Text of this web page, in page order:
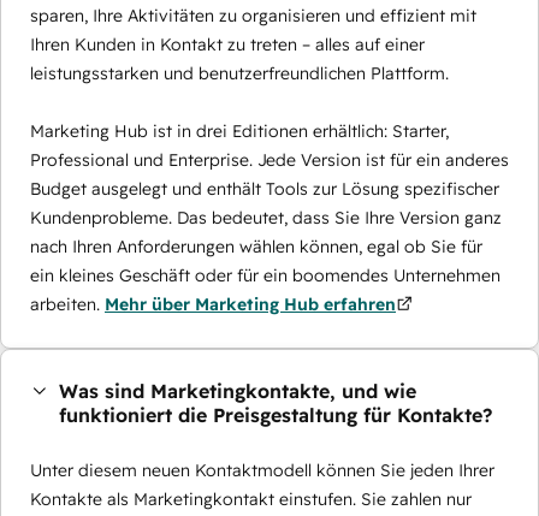
sparen, Ihre Aktivitäten zu organisieren und effizient mit
Ihren Kunden in Kontakt zu treten – alles auf einer
leistungsstarken und benutzerfreundlichen Plattform.
Marketing Hub ist in drei Editionen erhältlich: Starter,
Professional und Enterprise. Jede Version ist für ein anderes
Budget ausgelegt und enthält Tools zur Lösung spezifischer
Kundenprobleme. Das bedeutet, dass Sie Ihre Version ganz
nach Ihren Anforderungen wählen können, egal ob Sie für
ein kleines Geschäft oder für ein boomendes Unternehmen
arbeiten. Mehr über Marketing Hub erfahren
Was sind Marketingkontakte, und wie
funktioniert die Preisgestaltung für Kontakte?
Unter diesem neuen Kontaktmodell können Sie jeden Ihrer
Kontakte als Marketingkontakt einstufen. Sie zahlen nur